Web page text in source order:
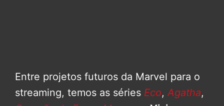
Entre projetos futuros da Marvel para o
streaming, temos as séries Eco, Agatha,